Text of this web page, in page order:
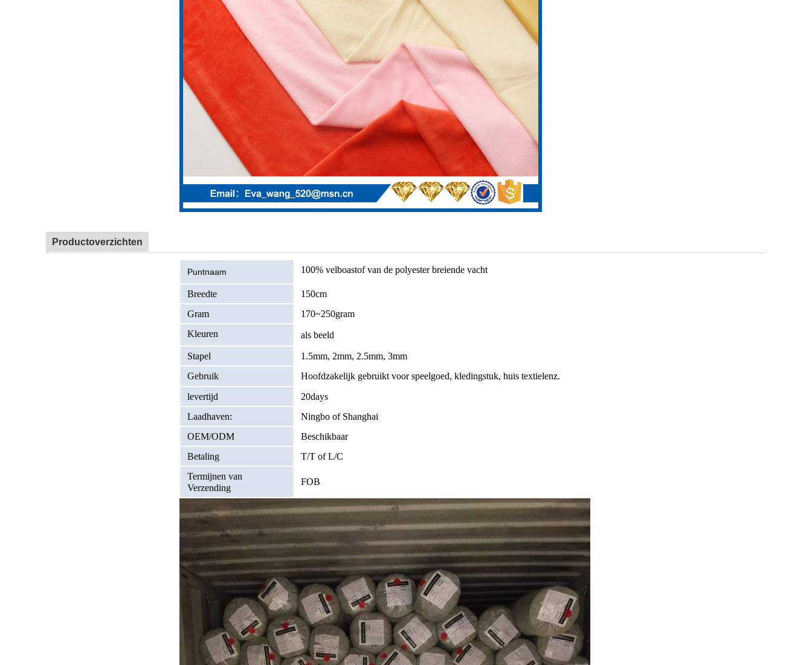
Productoverzichten
Puntnaam 100% velboastof van de polyester breiende vacht
Breedte
150cm
Gram
170~250gram
Kleuren
als beeld
Stapel
1.5mm, 2mm, 2.5mm, 3mm
Gebruik
Hoofdzakelijk gebruikt voor speelgoed, kledingstuk, huis textielenz.
levertijd
20days
Laadhaven:
Ningbo of Shanghai
OEM/ODM
Beschikbaar
Betaling
T/T of L/C
Termijnen van
Verzending
FOB